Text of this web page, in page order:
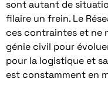
sont autant de
filaire un frein. Le
ces contraintes et ne
génie civil pour
pour la logistique et
est constamment en